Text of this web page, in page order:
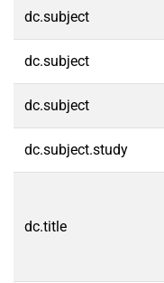
dc.subject
dc.subject
dc.subject
dc.subject.study
dc.title